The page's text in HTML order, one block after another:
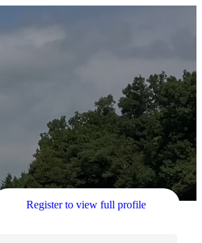
Register to view full profile